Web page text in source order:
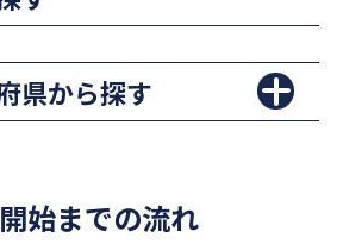
県から探す
始までの流れ